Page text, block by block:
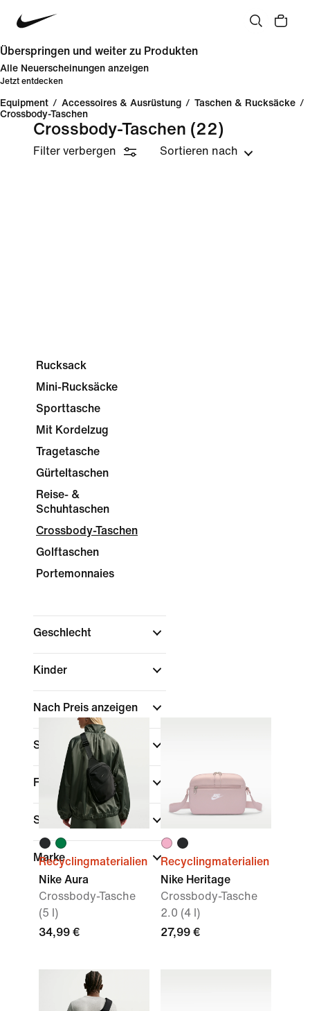
Überspringen und weiter zu Produkten
Alle Neuerscheinungen anzeigen
Jetzt entdecken
Equipment / Accessoires & Ausrüstung / Taschen & Rucksäcke /
Crossbody-Taschen
Crossbody-Taschen (22)
Filter verbergen Sortieren nach
Rucksack
Mini-Rucksäcke
Sporttasche
Mit Kordelzug
Tragetasche
Gürteltaschen
Reise- &
Schuhtaschen
Crossbody-Taschen
Golftaschen
Portemonnaies
Geschlecht
Kinder
Nach Preis anzeigen
Sale und Angebote
Farbe
Sport
Marke
Recyclingmaterialien
Nike Aura
Crossbody-Tasche
(5 l)
34,99 €
Recyclingmaterialien
Nike Heritage
Crossbody-Tasche
2.0 (4 l)
27,99 €